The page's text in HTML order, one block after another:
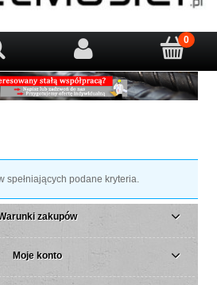
spełniających podane kryteria.
zakupów
Moje konto